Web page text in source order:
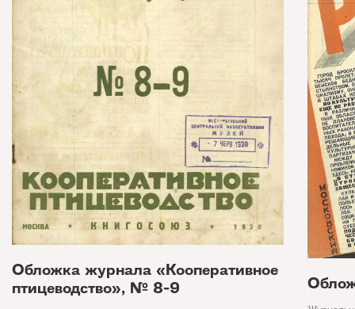
Обложка журнала «Кооперативное
птицеводство», № 8-9